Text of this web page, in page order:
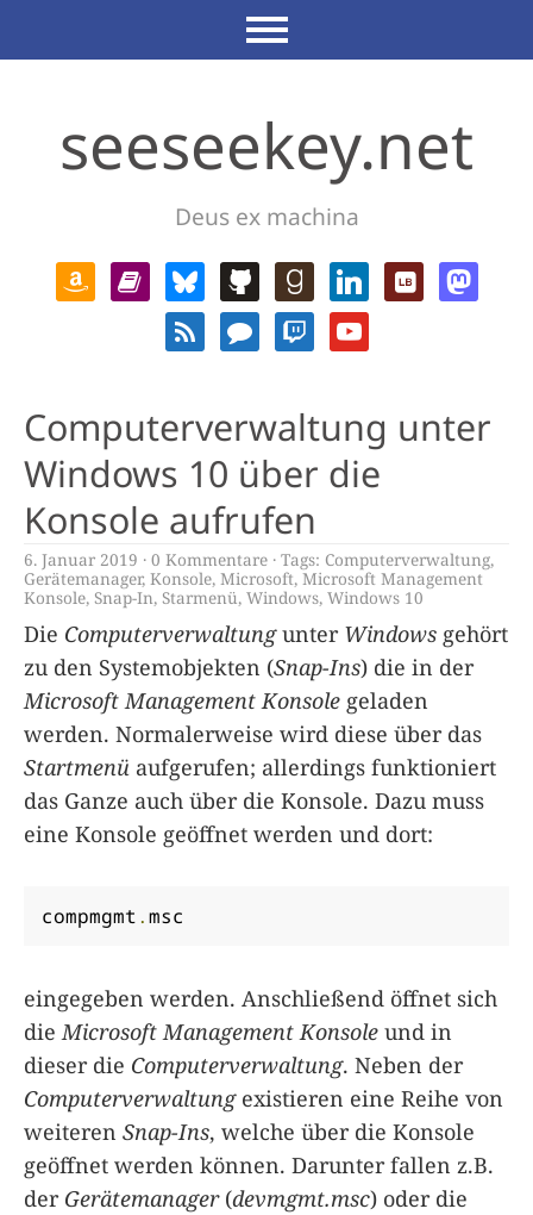
seeseekey.net
Deus ex machina
Computerverwaltung unter
Windows 10 über die
Konsole aufrufen
6. Januar 2019 0 Kommentare Tags: Computerverwaltung,
Gerätemanager, Konsole, Microsoft, Microsoft Management
Konsole, Snap-In, Starmenü, Windows, Windows 10
Die Computerverwaltungunter Windows gehört
zu den Systemobjekten (Snap-Ins) die in der
Microsoft Management Konsole geladen
werden. Normalerweise wird diese über das
Startmenü aufgerufen; allerdings funktioniert
das Ganze auch über die Konsole. Dazu muss
eine Konsole geöffnet werden und dort:
compmgmt.msc
eingegeben werden. Anschließend öffnet sich
die Microsoft Management Konsole und in
dieser die Computerverwaltung. Neben der
Computerverwaltungexistieren eine Reihe von
weiteren Snap-Ins, welche über die Konsole
geöffnet werden können. Darunter fallen z.B.
der Gerätemanager(devmgmt.msc) oder die